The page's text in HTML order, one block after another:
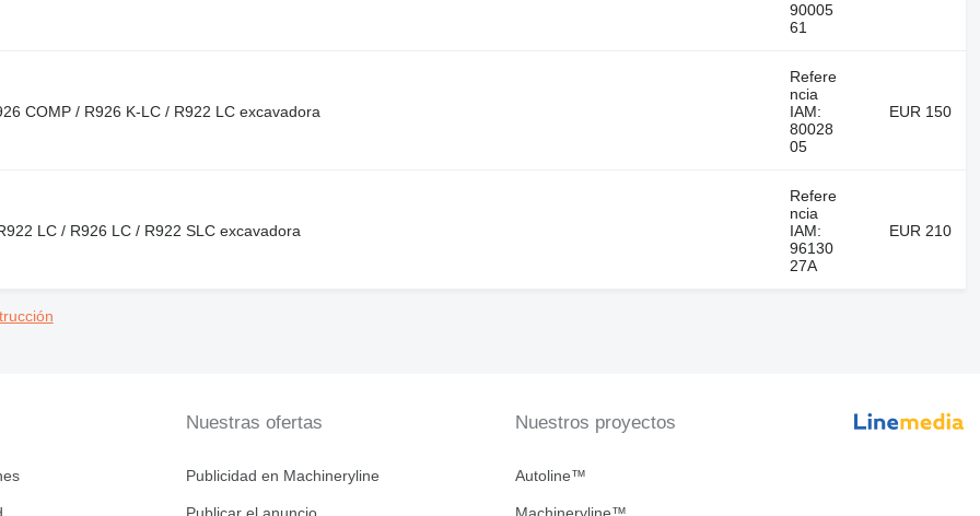
90005
61
COMP / R926 K-LC / R922 LC excavadora
Refere
ncia
IAM:
80028
05
EUR 150
LC / R926 LC / R922 SLC excavadora
Refere
ncia
IAM:
96130
27A
EUR 210
Nuestras ofertas
Publicidad en Machineryline
Nuestros proyectos
Autoline™